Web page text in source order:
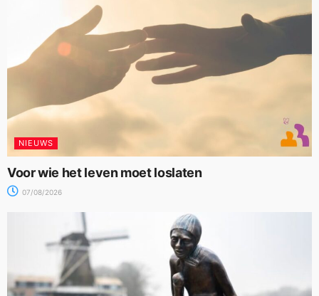
NIEUWS
Voor wie het leven moet loslaten
07/08/2026